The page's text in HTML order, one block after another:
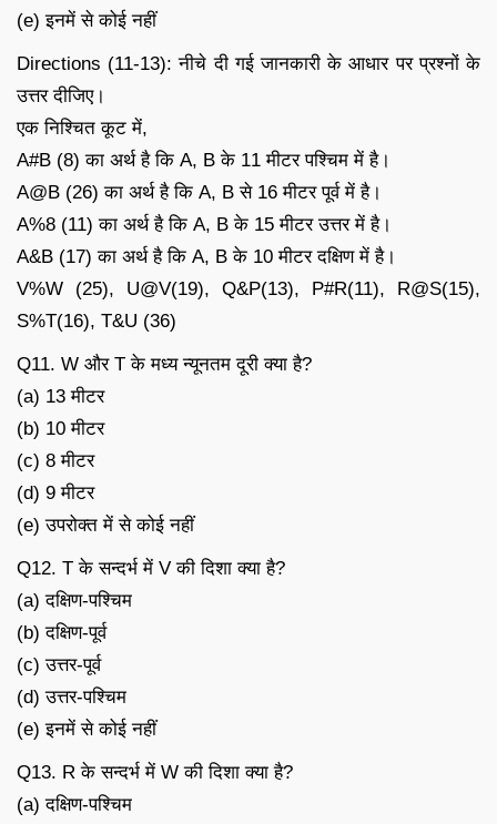
(e) इनमें से कोई नहीं
Directions (11-13): नीचे दी गई जानकारी के आधार पर प्रश्नों के
उत्तर दीजिए।
एक निश्चित कूट में,
A#B (8) का अर्थ है कि A, B के 11 मीटर पश्चिम में है।
A@B (26) का अर्थ है कि A, B से 16 मीटर पूर्व में है।
A%8 (11) का अर्थ है कि A, B के 15 मीटर उत्तर में है।
A&B (17) का अर्थ है कि A, B के 10 मीटर दक्षिण में है।
V%W (25), U@V(19), Q&P(13), P#R(11), R@S(15),
S%T(16), T&U (36)
Q11. W और T के मध्य न्यूनतम दूरी क्या है?
(a) 13 मीटर
(b) 10 मीटर
(c) 8 मीटर
(d) 9 मीटर
(e) उपरोक्त में से कोई नहीं
Q12. T के सन्दर्भ में V की दिशा क्या है?
(a) दक्षिण-पश्चिम
(b) दक्षिण-पूर्व
(c) उत्तर-पूर्व
(d) उत्तर-पश्चिम
(e) इनमें से कोई नहीं
Q13. R के सन्दर्भ में W की दिशा क्या है?
(a) दक्षिण-पश्चिम